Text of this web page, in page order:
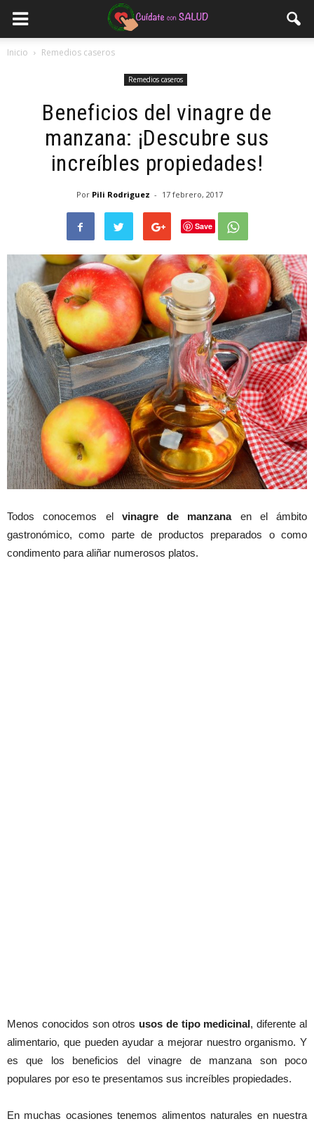
Inicio Remedios caseros
Remedios caseros
Beneficios del vinagre de
manzana: ¡Descubre sus
increíbles propiedades!
Por Pili Rodriguez - 17 febrero, 2017
Save
Todos conocemos el vinagre de manzanaen el ámbito
gastronómico, como parte de productos preparados o como
condimento para aliñar numerosos platos.
Menos conocidos son otros usos de tipo medicinal, diferente al
alimentario, que pueden ayudar a mejorar nuestro organismo. Y
es que los beneficios del vinagre de manzana son poco
populares por eso te presentamos sus increíbles propiedades.
En muchas ocasiones tenemos alimentos naturales en nuestra